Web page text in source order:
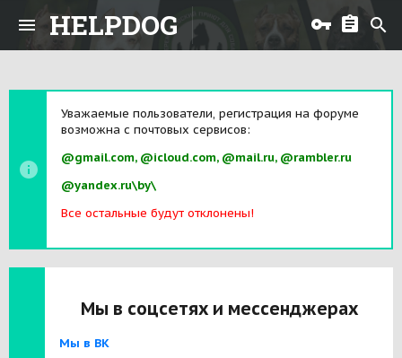
HELPDOG
Уважаемые пользователи, регистрация на форуме
возможна с почтовых сервисов:
@gmail.com, @icloud.com, @mail.ru, @rambler.ru
@yandex.ru\by\
Все остальные будут отклонены!
Мы в соцсетях и мессенджерах
Мы в ВК